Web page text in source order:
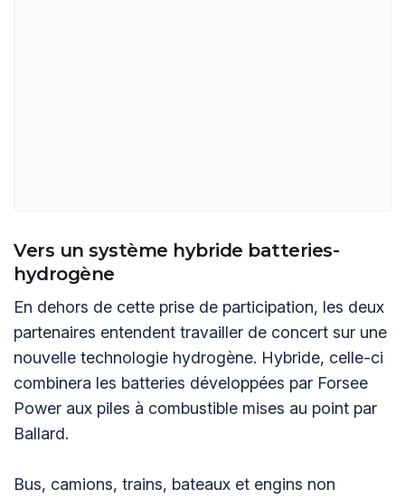
Vers un système hybride batteries-
hydrogène
En dehors de cette prise de participation, les deux
partenaires entendent travailler de concert sur une
nouvelle technologie hydrogène. Hybride, celle-ci
combinera les batteries développées par Forsee
Power aux piles à combustible mises au point par
Ballard.
Bus, camions, trains, bateaux et engins non